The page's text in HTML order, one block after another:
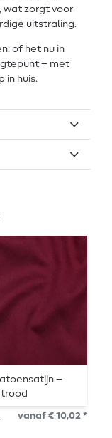
wat zorgt voor
uitstraling.
of het nu in
– met
in huis.
–
vanaf € 10,02 *